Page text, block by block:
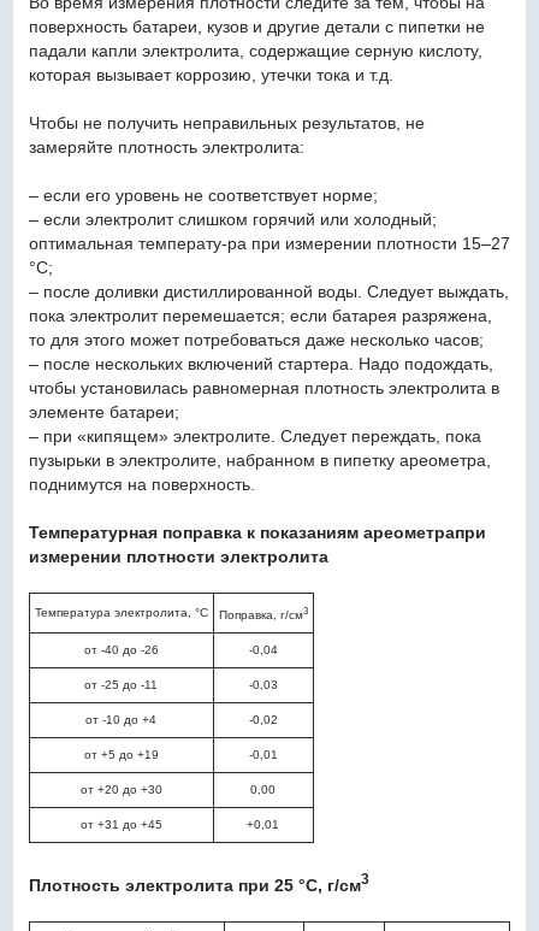
поверхность батареи, кузов и другие детали с пипетки не
падали капли электролита, содержащие серную кислоту,
которая вызывает коррозию, утечки тока и т.д.
Чтобы не получить неправильных результатов, не
замеряйте плотность электролита:
– если его уровень не соответствует норме;
– если электролит слишком горячий или холодный;
оптимальная температу-ра при измерении плотности 15–27
°С;
– после доливки дистиллированной воды. Следует выждать,
пока электролит перемешается; если батарея разряжена,
то для этого может потребоваться даже несколько часов;
– после нескольких включений стартера. Надо подождать,
чтобы установилась равномерная плотность электролита в
элементе батареи;
– при «кипящем» электролите. Следует переждать, пока
пузырьки в электролите, набранном в пипетку ареометра,
поднимутся на поверхность.
Температурная поправка к показаниям ареометрапри
измерении плотности электролита
Температура электролита, °С Поправка, г/см3
от -40 до -26 -0,04
от -25 до -11 -0,03
от -10 до +4 -0,02
от +5 до +19 -0,01
от +20 до +30 0,00
от +31 до +45 +0,01
Плотность электролита при 25 °С, г/см3